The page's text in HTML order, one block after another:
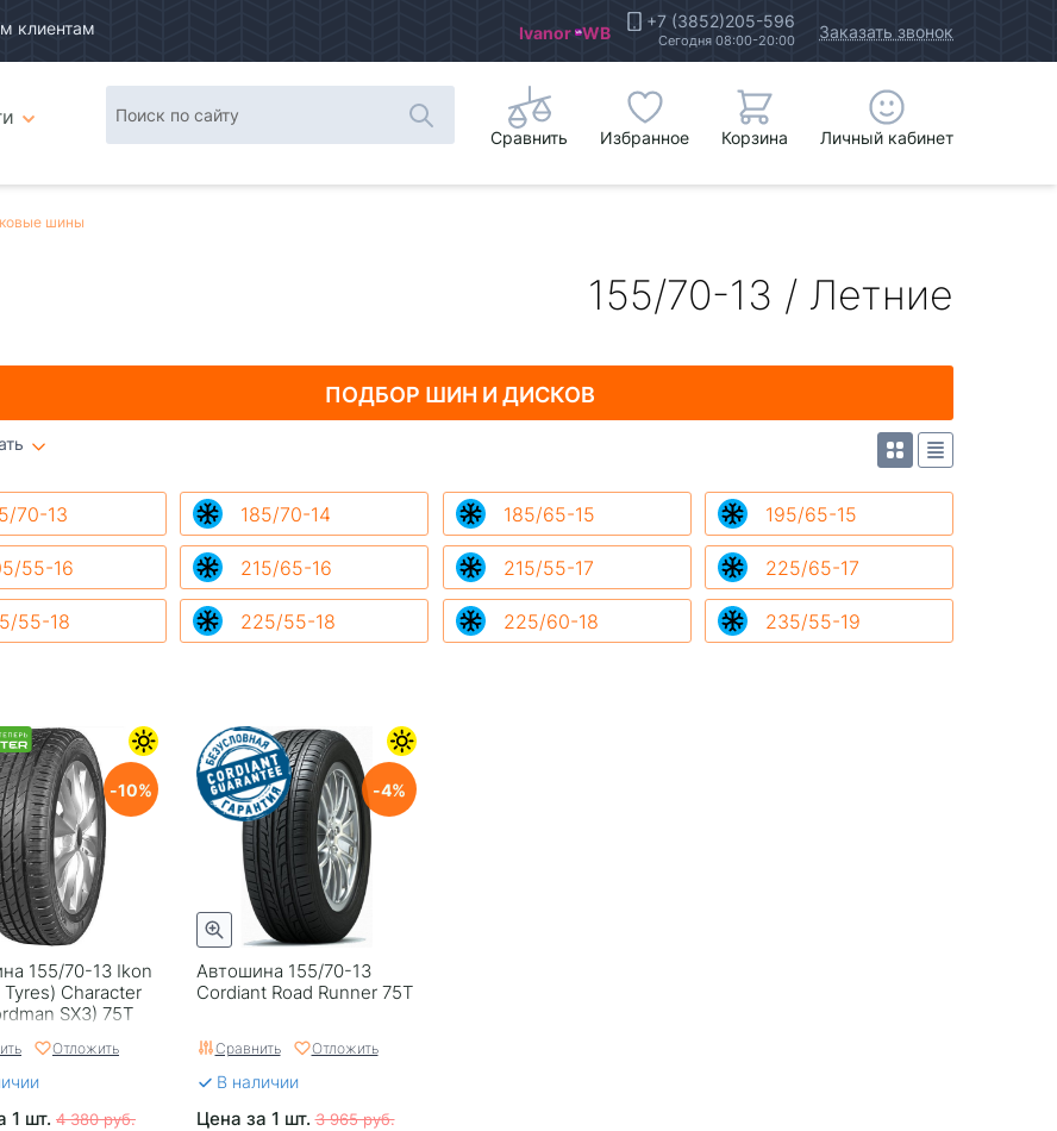
клиентам Ivanor WB +7 (3852)205-596
Сегодня 08:00-20:00 Заказать звонок
Сравнить Избранное Корзина Личный кабинет
шины
155/70-13 / Летние
ПОДБОР ШИНИ ДИСКОВ
70-13 185/70-14 185/65-15 195/65-15
55-16 215/65-16 215/55-17 225/65-17
55-18 225/55-18 225/60-18 235/55-19
155/70-13 Ikon
Tyres) Character
SX3) 75T
10
Отложить
1 шт. 4 380 руб.
Автошина 155/70-13
Cordiant Road Runner 75T
4
Сравнить Отложить
В наличии
Цена за 1 шт.3 965 руб.